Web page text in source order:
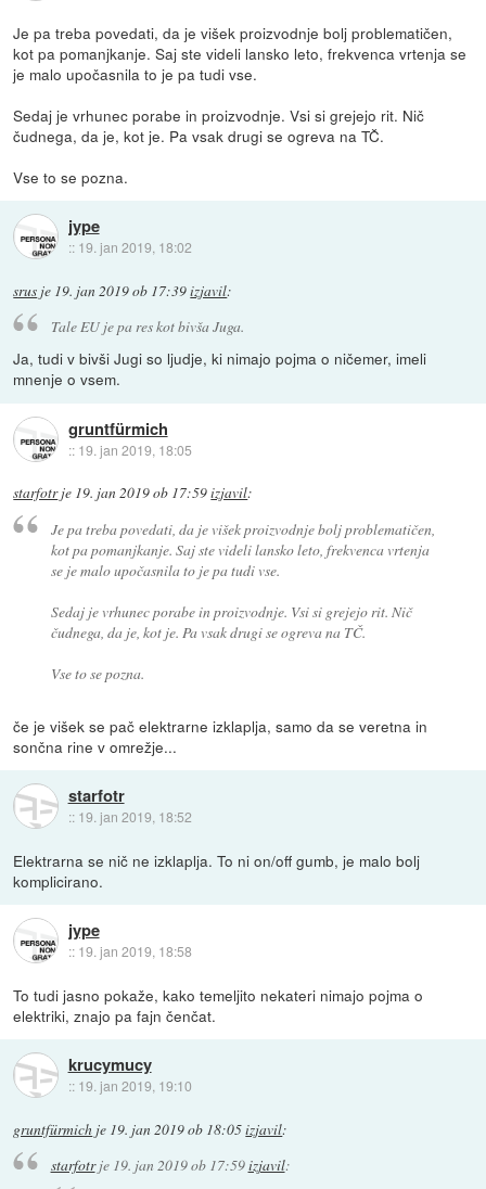
Je pa treba povedati, da je višek proizvodnje bolj problematičen,
kot pa pomanjkanje. Saj ste videli lansko leto, frekvenca vrtenja se
je malo upočasnila to je pa tudi vse.
Sedaj je vrhunec porabe in proizvodnje. Vsi si grejejo rit. Nič
čudnega, da je, kot je. Pa vsak drugi se ogreva na TČ.
Vse to se pozna.
jype
:: 19. jan 2019, 18:02
srus je 19. jan 2019 ob 17:39izjavil:
Tale EU je pa res kot bivša Juga.
Ja, tudi v bivši Jugi so ljudje, ki nimajo pojma o ničemer, imeli
mnenje o vsem.
gruntfürmich
:: 19. jan 2019, 18:05
starfotrje 19. jan 2019 ob 17:59izjavil:
Je pa treba povedati, da je višek proizvodnje bolj problematičen,
kot pa pomanjkanje. Saj ste videli lansko leto, frekvenca vrtenja
se je malo upočasnila to je pa tudi vse.
Sedaj je vrhunec porabe in proizvodnje. Vsi si grejejo rit. Nič
čudnega, da je, kot je. Pa vsak drugi se ogreva na TČ.
Vse to se pozna.
če je višek se pač elektrarne izklaplja, samo da se veretna in
sončna rine v omrežje...
starfotr
:: 19. jan 2019, 18:52
Elektrarna se nič ne izklaplja. To ni on/off gumb, je malo bolj
komplicirano.
jype
:: 19. jan 2019, 18:58
To tudi jasno pokaže, kako temeljito nekateri nimajo pojma o
elektriki, znajo pa fajn čenčat.
krucymucy
:: 19. jan 2019, 19:10
gruntfürmich je 19. jan 2019 ob 18:05izjavil:
starfotrje 19. jan 2019 ob 17:59izjavil: